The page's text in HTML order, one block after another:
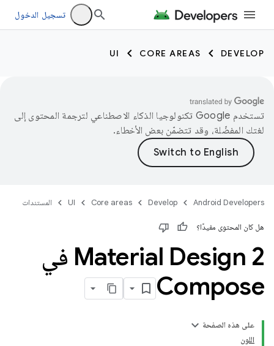
تسجيل الدخول
DEVELOP
CORE AREAS
UI
تستخدم Google تكنولوجيا الذكاء الاصطناعي لترجمة المحتوى إلى
لغتك المفضّلة، وقد تتضمّن بعض الأخطاء.
Android Developers
Develop
Core areas
UI المستندات
هل كان المحتوى مفيدًا؟
Material Design 2 في
Compose
على هذه الصفحة
اللون